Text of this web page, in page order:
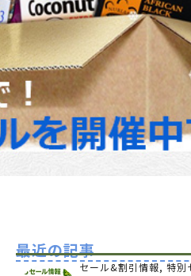
最近の記事
セール&割引情報, 特別